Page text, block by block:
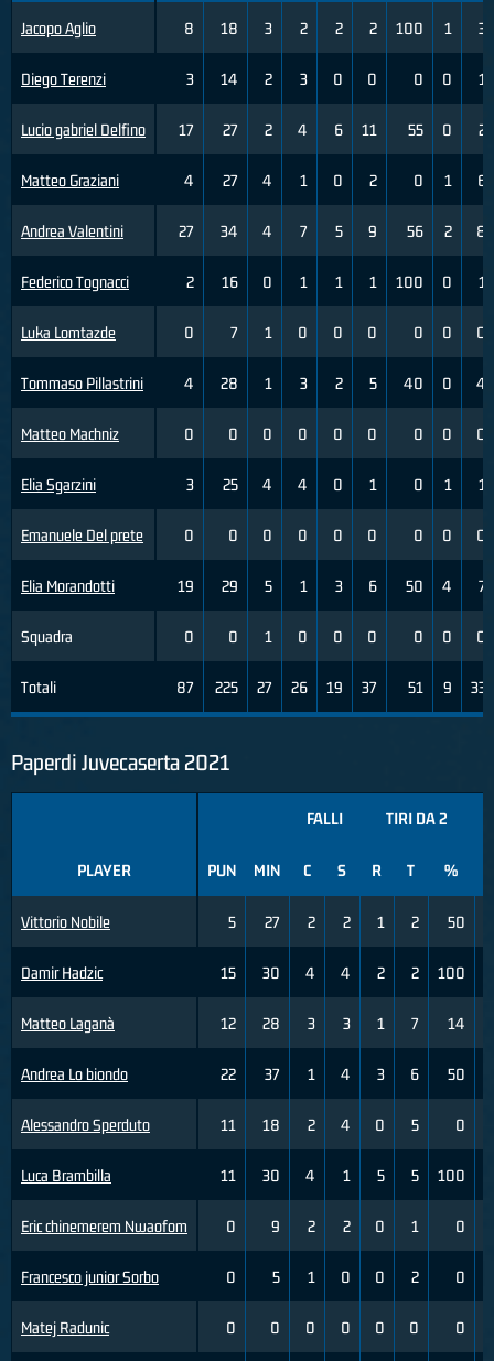
Jacopo Aglio
Diego Terenzi
Lucio gabriel Delfino
Matteo Graziani
Andrea Valentini
Federico Tognacci
Luka Lomtazde
Tommaso Pillastrini
Matteo Machniz
Elia Sgarzini
Emanuele Del prete
Elia Morandotti
Squadra
Totali
8 18 3 2 2 2 100 1 3
3 14 2 3 0 0 0 0 1
17 27 2 4 6 11 55 0 2
4 27 4 1 0 2 0 1 6
27 34 4 7 5 9 56 2 8
2 16 0 1 1 1 100 0 1
0 7 1 0 0 0 0 0 0
4 28 1 3 2 5 40 0 4
0 0 0 0 0 0 0 0 0
3 25 4 4 0 1 0 1 1
0 0 0 0 0 0 0 0 0
19 29 5 1 3 6 50 4 7
0 0 1 0 0 0 0 0 0
87 225 27 26 19 37 51 9 33
Paperdi Juvecaserta 2021
PLAYER
Vittorio Nobile
Damir Hadzic
Matteo Laganà
Andrea Lo biondo
Alessandro Sperduto
Luca Brambilla
Eric chinemerem Nwaofom
Francesco junior Sorbo
Matej Radunic
FALLI TIRI DA 2
PUN MIN C S R T %
5 27 2 2 1 2 50
15 30 4 4 2 2 100
12 28 3 3 1 7 14
22 37 1 4 3 6 50
11 18 2 4 0 5 0
11 30 4 1 5 5 100
0 9 2 2 0 1 0
0 5 1 0 0 2 0
0 0 0 0 0 0 0